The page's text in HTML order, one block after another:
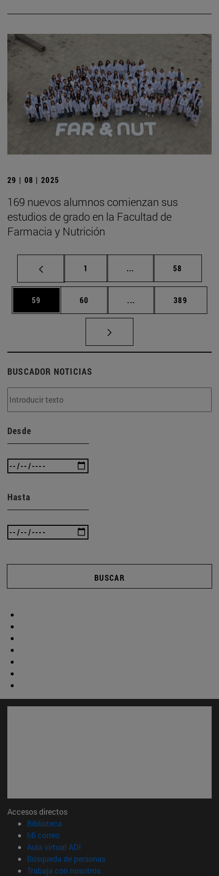
29 | 08 | 2025
169 nuevos alumnos comienzan sus
estudios de grado en la Facultad de
Farmacia y Nutrición
Página
1 ... Páginas intermedias
Página
58
Página
59 Página
60 ... Páginas intermedias
Página
389
BUSCADOR NOTICIAS
Desde
Hasta
BUSCAR
Accesos directos
Biblioteca
Mi correo(abre en nueva ventana)
Aula virtual ADI
Búsqueda de personas(abre en nueva ventana)
Trabaja con nosotros(abre en nueva ventana)